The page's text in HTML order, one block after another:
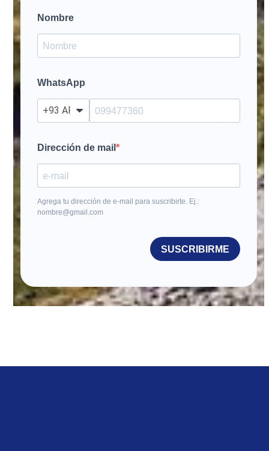
Nombre
WhatsApp
?
Dirección de mail
Agrega tu dirección de e-mail para suscribirte. Ej.:
nombre@gmail.com
SUSCRIBIRME